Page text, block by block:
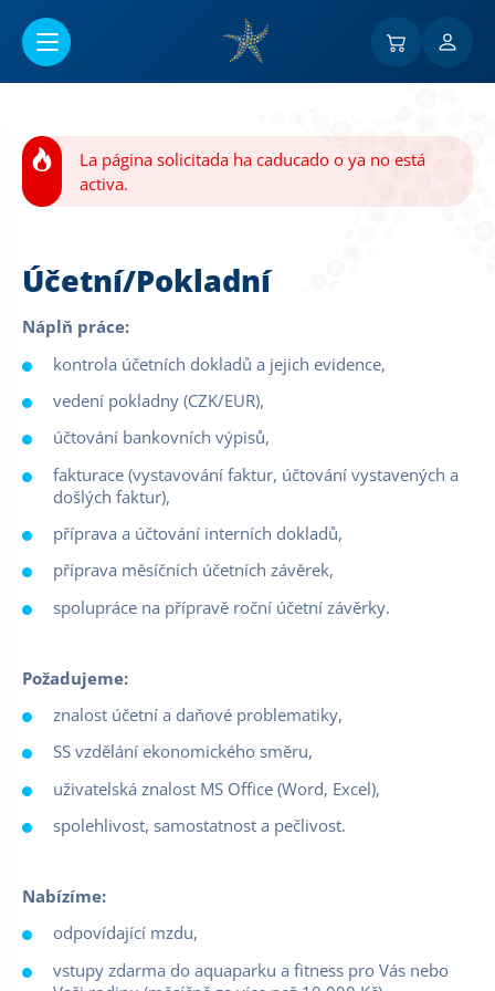
La página solicitada ha caducado o ya no está
activa.
Účetní/Pokladní
Náplň práce:
kontrola účetních dokladů a jejich evidence,
vedení pokladny (CZK/EUR),
účtování bankovních výpisů,
fakturace (vystavování faktur, účtování vystavených a
došlých faktur),
příprava a účtování interních dokladů,
příprava měsíčních účetních závěrek,
spolupráce na přípravě roční účetní závěrky.
Požadujeme:
znalost účetní a daňové problematiky,
SS vzdělání ekonomického směru,
uživatelská znalost MS Office (Word, Excel),
spolehlivost, samostatnost a pečlivost.
Nabízíme:
odpovídající mzdu,
vstupy zdarma do aquaparku a fitness pro Vás nebo